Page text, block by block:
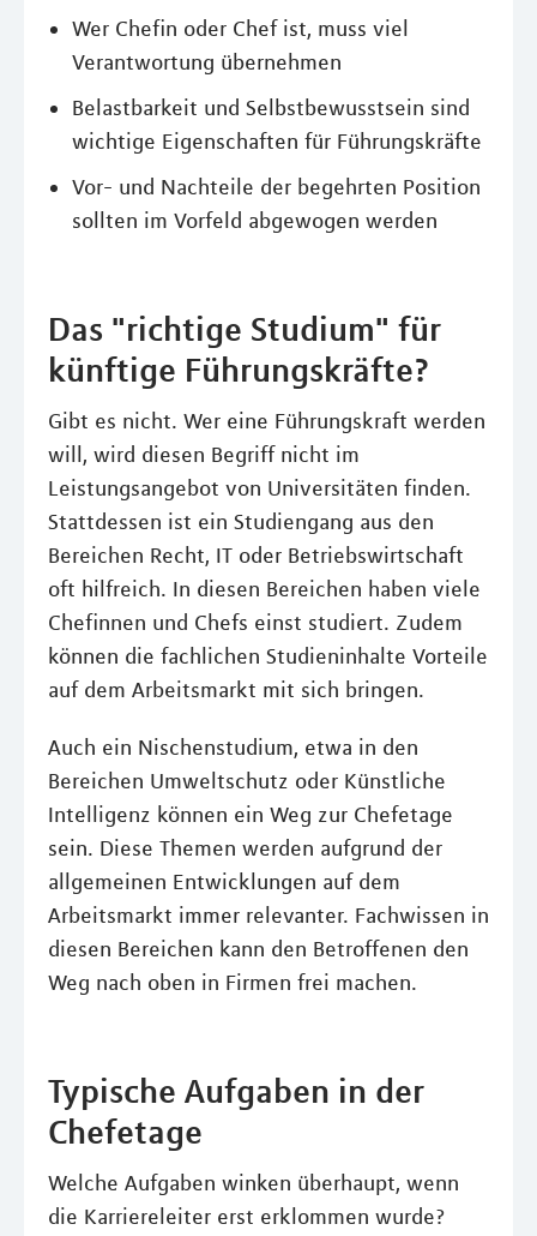
Wer Chefin oder Chef ist, muss viel
Verantwortung übernehmen
Belastbarkeit und Selbstbewusstsein sind
wichtige Eigenschaften für Führungskräfte
Vor- und Nachteile der begehrten Position
sollten im Vorfeld abgewogen werden
Das "richtige Studium" für
künftige Führungskräfte?
Gibt es nicht. Wer eine Führungskraft werden
will, wird diesen Begriff nicht im
Leistungsangebot von Universitäten finden.
Stattdessen ist ein Studiengang aus den
Bereichen Recht, IT oder Betriebswirtschaft
oft hilfreich. In diesen Bereichen haben viele
Chefinnen und Chefs einst studiert. Zudem
können die fachlichen Studieninhalte Vorteile
auf dem Arbeitsmarkt mit sich bringen.
Auch ein Nischenstudium, etwa in den
Bereichen Umweltschutz oder Künstliche
Intelligenz können ein Weg zur Chefetage
sein. Diese Themen werden aufgrund der
allgemeinen Entwicklungen auf dem
Arbeitsmarkt immer relevanter. Fachwissen in
diesen Bereichen kann den Betroffenen den
Weg nach oben in Firmen frei machen.
Typische Aufgaben in der
Chefetage
Welche Aufgaben winken überhaupt, wenn
die Karriereleiter erst erklommen wurde?